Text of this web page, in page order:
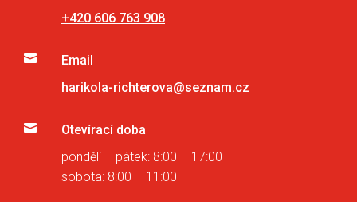
+420 606 763 908

Email
harikola-richterova@seznam.cz

Otevírací doba
pondělí – pátek: 8:00 – 17:00
sobota: 8:00 – 11:00